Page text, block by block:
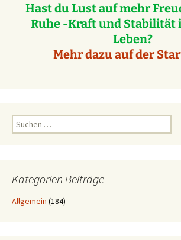
Hast du Lust auf mehr
Ruhe -Kraft und Stabilität
Leben?
Mehr dazu auf der
Suchen
nach:
Kategorien Beiträge
Allgemein (184)